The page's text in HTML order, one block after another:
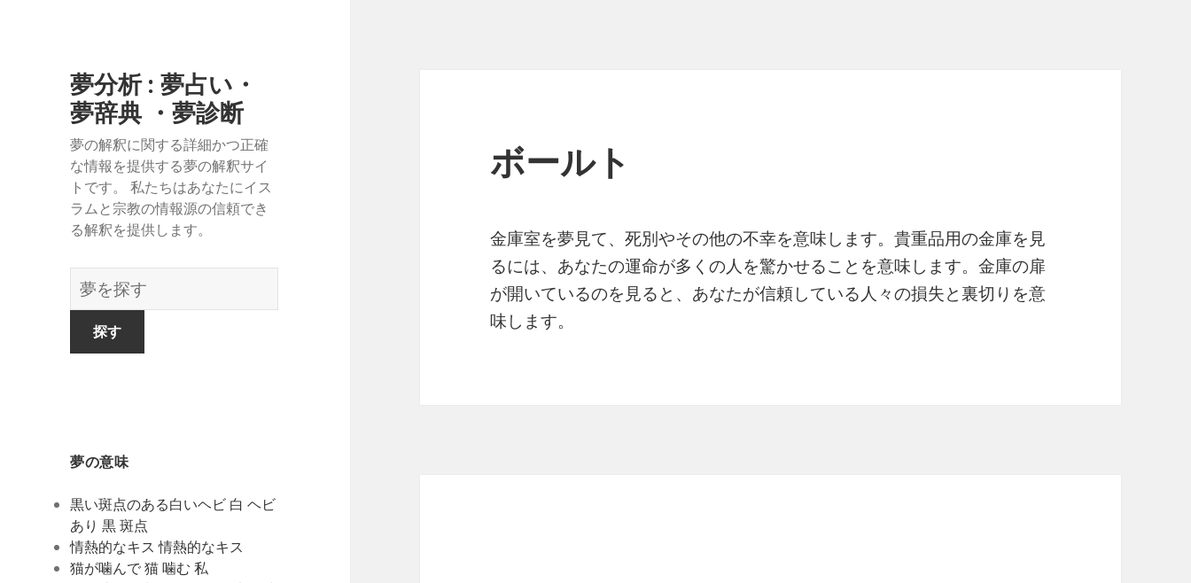
夢分析 : 夢占い・
夢辞典 ・夢診断
夢の解釈に関する詳細かつ正確
な情報を提供する夢の解釈サイ
トです。 私たちはあなたにイス
ラムと宗教の情報源の信頼でき
る解釈を提供します。
夢
の
夢の意味
黒い斑点のある白いヘビ 白 ヘビ
あり 黒 斑点
情熱的なキス 情熱的なキス
猫が噛んで 猫 噛む 私
ボールト
金庫室を夢見て、死別やその他の不幸を意味します。貴重品用の金庫を見
るには、あなたの運命が多くの人を驚かせることを意味します。金庫の扉
が開いているのを見ると、あなたが信頼している人々の損失と裏切りを意
味します。